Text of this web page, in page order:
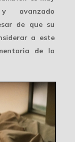
avanzado
de que su
a este
de la